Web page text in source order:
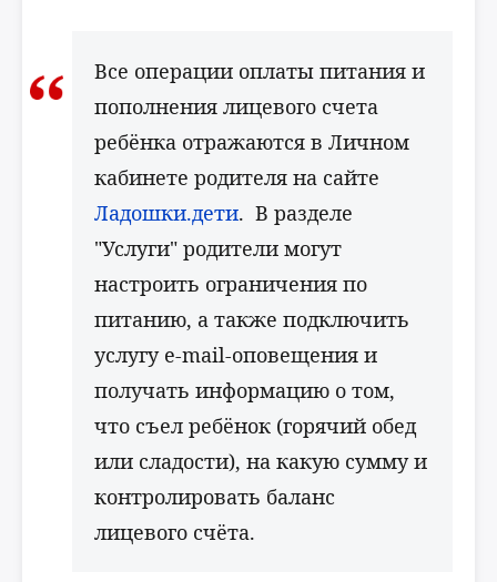
Все операции оплаты питания и
пополнения лицевого счета
ребёнка отражаются в Личном
кабинете родителя на сайте
Ладошки.дети. В разделе
"Услуги" родители могут
настроить ограничения по
питанию, а также подключить
услугу e-mail-оповещения и
получать информацию о том,
что съел ребёнок (горячий обед
или сладости), на какую сумму и
контролировать баланс
лицевого счёта.